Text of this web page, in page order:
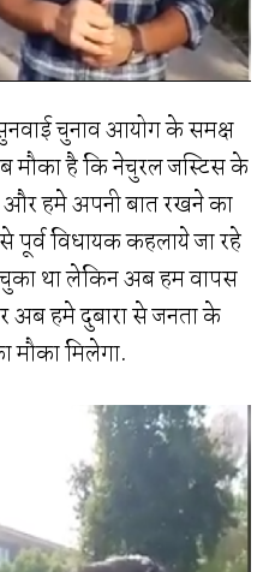
चुनाव आयोग के समक्ष
मौका है कि नेचुरल जस्टिस के
और हमे अपनी बात रखने का
पूर्व विधायक कहलाये जा रहे
था लेकिन अब हम वापस
हमे दुबारा से जनता के
मौका मिलेगा.